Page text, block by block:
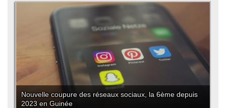
Nouvelle coupure des réseaux sociaux, la 6ème depuis
2023 en Guinée